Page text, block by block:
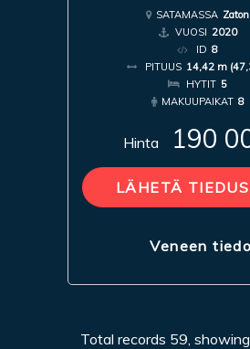
SATAMASSA Zaton
VUOSI 2020
ID 8
PITUUS 14,42 m
HYTIT 5
MAKUUPAIKAT 8
Hinta 190
LÄHETÄ
Veneen
Total records 59,